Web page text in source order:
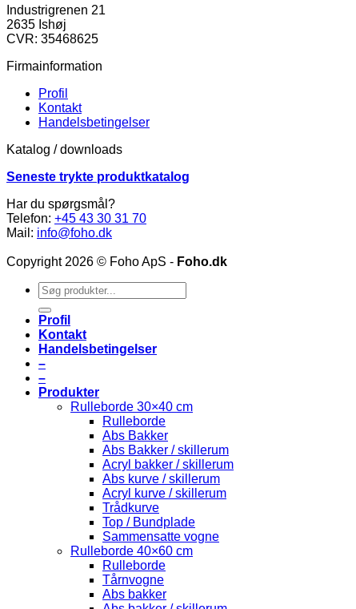
Industrigrenen 21
2635 Ishøj
CVR: 35468625
Firmainformation
Profil
Kontakt
Handelsbetingelser
Katalog / downloads
Seneste trykte produktkatalog
Har du spørgsmål?
Telefon: +45 43 30 31 70
Mail: info@foho.dk
Copyright 2026 © Foho ApS - Foho.dk
Søg
efter:
Profil
Kontakt
Handelsbetingelser
–
–
Produkter
Rulleborde 30×40 cm
Rulleborde
Abs Bakker
Abs Bakker / skillerum
Acryl bakker / skillerum
Abs kurve / skillerum
Acryl kurve / skillerum
Trådkurve
Top / Bundplade
Sammensatte vogne
Rulleborde 40×60 cm
Rulleborde
Tårnvogne
Abs bakker